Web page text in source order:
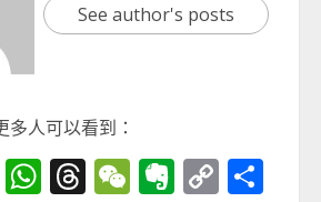
See author's posts
人可以看到：
X WhatsApp
Threads
WeChat
Evernote
Copy